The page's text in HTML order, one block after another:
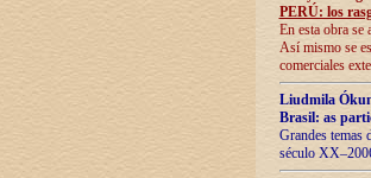
PERÚ: los
En esta obra se
Así mismo se
comerciales
Liudmila
Brasil: as
Grandes temas
século